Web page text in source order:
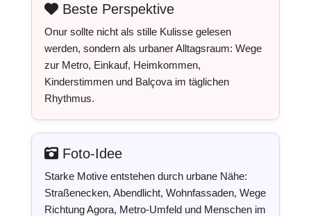
Beste Perspektive
Onur sollte nicht als stille Kulisse gelesen
werden, sondern als urbaner Alltagsraum: Wege
zur Metro, Einkauf, Heimkommen,
Kinderstimmen und Balçova im täglichen
Rhythmus.
Foto-Idee
Starke Motive entstehen durch urbane Nähe:
Straßenecken, Abendlicht, Wohnfassaden, Wege
Richtung Agora, Metro-Umfeld und Menschen im